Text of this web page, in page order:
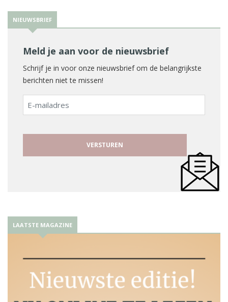
NIEUWSBRIEF
Meld je aan voor de nieuwsbrief
Schrijf je in voor onze nieuwsbrief om de belangrijkste
berichten niet te missen!
E-
mailadres
LAATSTE MAGAZINE